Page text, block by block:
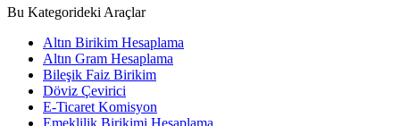
Bu Kategorideki Araçlar
Altın Birikim Hesaplama
Altın Gram Hesaplama
Bileşik Faiz Birikim
Döviz Çevirici
E-Ticaret Komisyon